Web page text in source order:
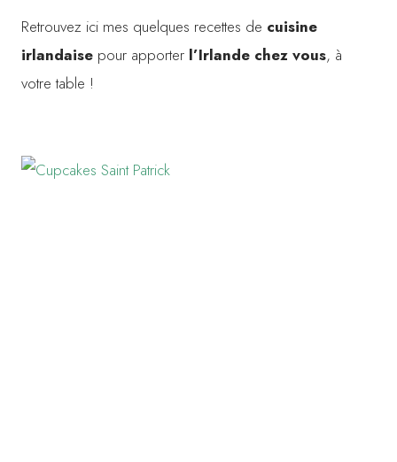
Retrouvez ici mes quelques recettes de cuisine
irlandaise pour apporter l’Irlande chez vous, à
votre table !